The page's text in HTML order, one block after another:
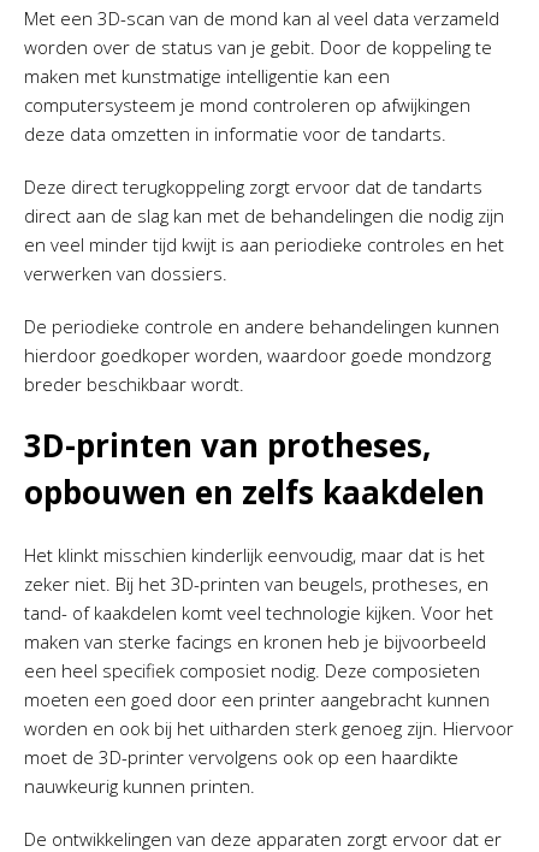
Met een 3D-scan van de mond kan al veel data verzameld
worden over de status van je gebit. Door de koppeling te
maken met kunstmatige intelligentie kan een
computersysteem je mond controleren op afwijkingen
deze data omzetten in informatie voor de tandarts.
Deze direct terugkoppeling zorgt ervoor dat de tandarts
direct aan de slag kan met de behandelingen die nodig zijn
en veel minder tijd kwijt is aan periodieke controles en het
verwerken van dossiers.
De periodieke controle en andere behandelingen kunnen
hierdoor goedkoper worden, waardoor goede mondzorg
breder beschikbaar wordt.
3D-printen van protheses,
opbouwen en zelfs kaakdelen
Het klinkt misschien kinderlijk eenvoudig, maar dat is het
zeker niet. Bij het 3D-printen van beugels, protheses, en
tand- of kaakdelen komt veel technologie kijken. Voor het
maken van sterke facings en kronen heb je bijvoorbeeld
een heel specifiek composiet nodig. Deze composieten
moeten een goed door een printer aangebracht kunnen
worden en ook bij het uitharden sterk genoeg zijn. Hiervoor
moet de 3D-printer vervolgens ook op een haardikte
nauwkeurig kunnen printen.
De ontwikkelingen van deze apparaten zorgt ervoor dat er